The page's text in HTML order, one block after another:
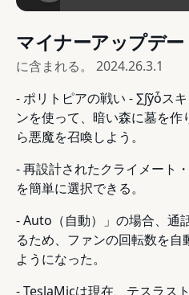
マイナーアップデー
に含まれる。 2024.26.3.1
- ポリトピアの戦い - ∑∫ỹȱス
ンを使って、暗い森に墓を
ら悪魔を召喚しよう。
- 再設計されたクライメート
を簡単に選択できる。
- Auto（自動）」の場合、通
るため、ファンの回転数を
ようになった。
- TeslaMicは現在、テスラス